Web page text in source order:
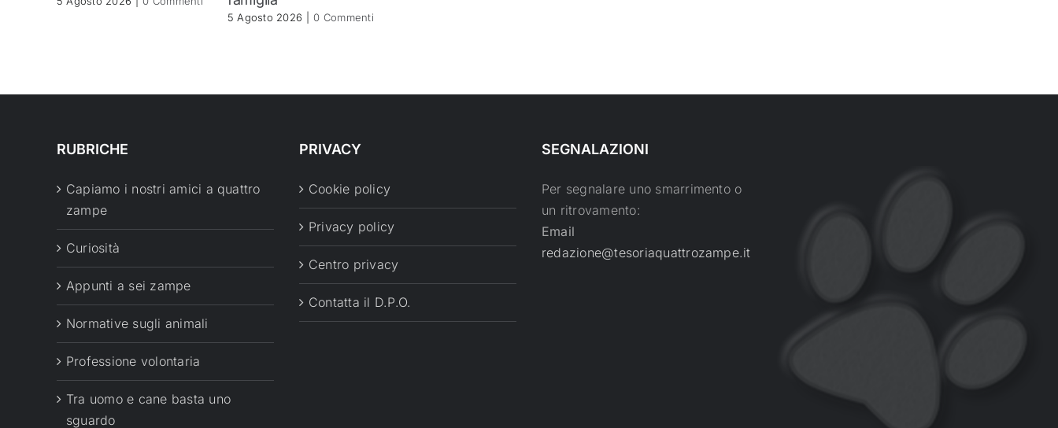
5 Agosto 2026 0 Commenti
RUBRICHE
Capiamo i nostri amici a quattro
zampe
Curiosità
Appunti a sei zampe
Normative sugli animali
Professione volontaria
Tra uomo e cane basta uno
sguardo
PRIVACY
Cookie policy
Privacy policy
Centro privacy
Contatta il D.P.O.
SEGNALAZIONI
Per segnalare uno smarrimento o
un ritrovamento:
Email
redazione@tesoriaquattrozampe.it